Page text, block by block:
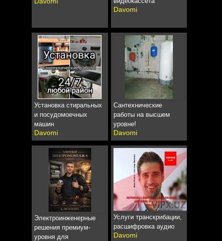
Davomi
Установка стиральных
и посудомоечных
машин
Davomi
Сантехнические
работы на высшем
уровне!
Davomi
Электроинженерные
решения премиум-
уровня для
Услуги транскрибации,
расшифровка аудио
Davomi